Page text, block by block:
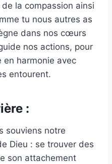
la compassion ainsi
tu nous autres as
dans nos cœurs
nos actions, pour
en harmonie avec
entourent.
:
souviens notre
Dieu : se trouver des
son attachement